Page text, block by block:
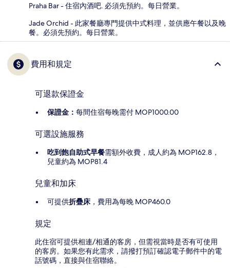
Praha Bar - 住宿內酒吧. 必須先預約。每日營業。
Jade Orchid - 此家餐廳專門提供中式料理，並供應午餐以及晚
餐。必須先預約。每日營業。
費用和規定
可退款保證金
保證金： 每間住宿每晚需付 MOP1000.00
可選設施服務
吃到飽自助式早餐需額外收費，成人約為 MOP162.8，
兒童約為 MOP81.4
兒童和加床
可提供折疊床 ，費用為每晚 MOP460.0
規定
此住宿可提供相連/相通的客房，但需視當時是否有可使用
的客房。如果您有此需求，請撥打預訂確認電子郵件中的電
話號碼，直接與住宿聯絡。